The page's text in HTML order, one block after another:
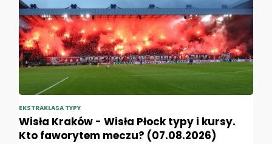
EKSTRAKLASA TYPY
Wisła Kraków - Wisła Płock typy i kursy.
Kto faworytem meczu? (07.08.2026)